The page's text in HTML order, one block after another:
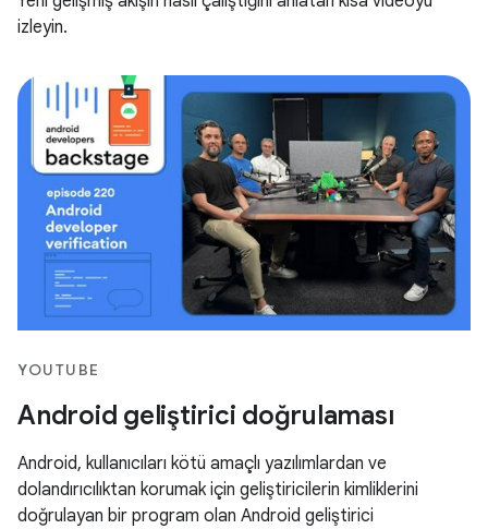
izleyin.
YOUTUBE
Android geliştirici doğrulaması
Android, kullanıcıları kötü amaçlı yazılımlardan ve
dolandırıcılıktan korumak için geliştiricilerin kimliklerini
doğrulayan bir program olan Android geliştirici